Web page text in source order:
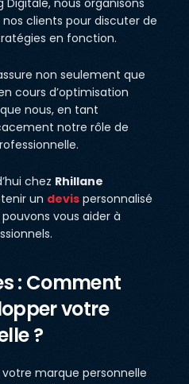
clients pour discuter de
en fonction.
non seulement que
cours d’optimisation
nous, en tant
notre rôle de
chez Rhillane
un devis personnalisé
vous aider à
: Comment
votre
?
marque personnelle